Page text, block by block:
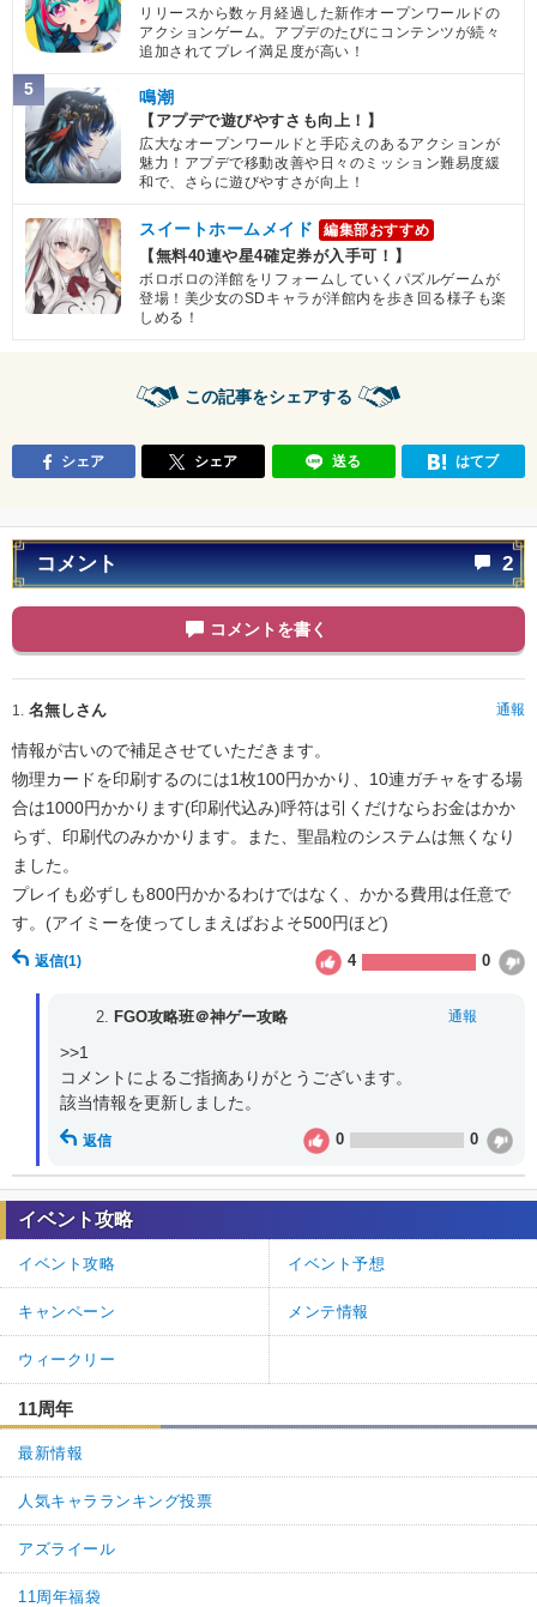
リリースから数ヶ月経過した新作オープンワールドの
アクションゲーム。アプデのたびにコンテンツが続々
追加されてプレイ満足度が高い！
5 鳴潮
【アプデで遊びやすさも向上！】
広大なオープンワールドと手応えのあるアクションが
魅力！アプデで移動改善や日々のミッション難易度緩
和で、さらに遊びやすさが向上！
スイートホームメイド 編集部おすすめ
【無料40連や星4確定券が入手可！】
ボロボロの洋館をリフォームしていくパズルゲームが
登場！美少女のSDキャラが洋館内を歩き回る様子も楽
しめる！
この記事をシェアする
シェア シェア 送る はてブ
コメント 2
コメントを書く
1. 名無しさん 通報
情報が古いので補足させていただきます。
物理カードを印刷するのには1枚100円かかり、10連ガチャをする場
合は1000円かかります(印刷代込み)呼符は引くだけならお金はかか
らず、印刷代のみかかります。また、聖晶粒のシステムは無くなり
ました。
プレイも必ずしも800円かかるわけではなく、かかる費用は任意で
す。(アイミーを使ってしまえばおよそ500円ほど)
返信(1) 4 0
2. FGO攻略班＠神ゲー攻略 通報
>>1
コメントによるご指摘ありがとうございます。
該当情報を更新しました。
返信 0 0
イベント攻略
イベント攻略 イベント予想
キャンペーン メンテ情報
ウィークリー
11周年
最新情報
人気キャラランキング投票
アズライール
11周年福袋